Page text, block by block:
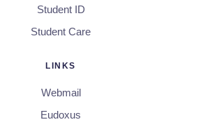
Student ID
Student Care
LINKS
Webmail
Eudoxus